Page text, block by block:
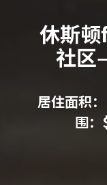
休斯
社区
居住面积
围